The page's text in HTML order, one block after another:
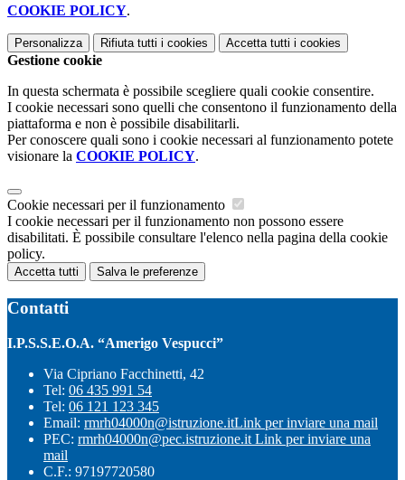
COOKIE POLICY.
Personalizza Rifiuta tutti i cookies Accetta tutti i cookies
Gestione cookie
In questa schermata è possibile scegliere quali cookie consentire.
I cookie necessari sono quelli che consentono il funzionamento della
piattaforma e non è possibile disabilitarli.
Per conoscere quali sono i cookie necessari al funzionamento potete
visionare la COOKIE POLICY.
Cookie necessari per il funzionamento
I cookie necessari per il funzionamento non possono essere
disabilitati. È possibile consultare l'elenco nella pagina della cookie
policy.
Accetta tutti Salva le preferenze
Contatti
I.P.S.S.E.O.A. “Amerigo Vespucci”
Via Cipriano Facchinetti, 42
Tel: 06 435 991 54
Tel: 06 121 123 345
Email: rmrh04000n@istruzione.itLink per inviare una mail
PEC: rmrh04000n@pec.istruzione.it Link per inviare una
mail
C.F.: 97197720580